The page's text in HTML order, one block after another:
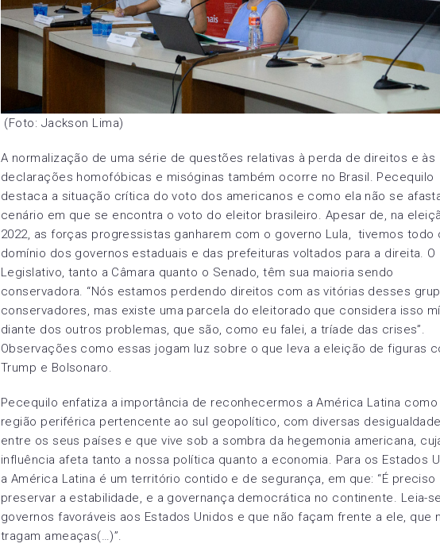
(Foto: Jackson Lima)
A normalização de uma série de questões relativas à perda de direitos e às
declarações homofóbicas e misóginas também ocorre no Brasil. Pecequilo
destaca a situação crítica do voto dos americanos e como ela não se
cenário em que se encontra o voto do eleitor brasileiro. Apesar de, na
2022, as forças progressistas ganharem com o governo Lula, tivemos todo
domínio dos governos estaduais e das prefeituras voltados para a direita. O
Legislativo, tanto a Câmara quanto o Senado, têm sua maioria sendo
conservadora. “Nós estamos perdendo direitos com as vitórias desses
conservadores, mas existe uma parcela do eleitorado que considera isso
diante dos outros problemas, que são, como eu falei, a tríade das crises”.
Observações como essas jogam luz sobre o que leva a eleição de figuras
Trump e Bolsonaro.
Pecequilo enfatiza a importância de reconhecermos a América Latina
região periférica pertencente ao sul geopolítico, com diversas
entre os seus países e que vive sob a sombra da hegemonia americana,
influência afeta tanto a nossa política quanto a economia. Para os Estados
a América Latina é um território contido e de segurança, em que: “É preciso
preservar a estabilidade, e a governança democrática no continente. Leia-se,
governos favoráveis aos Estados Unidos e que não façam frente a ele, que
tragam ameaças(…)”.